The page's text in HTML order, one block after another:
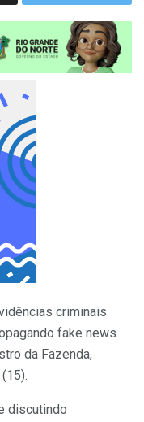
criminais
fake news
da Fazenda,
discutindo